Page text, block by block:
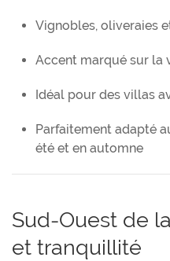
Vignobles, oliveraies
Accent marqué sur la
Idéal pour des villas
Parfaitement adapté
été et en automne
Sud-Ouest de
et tranquillité